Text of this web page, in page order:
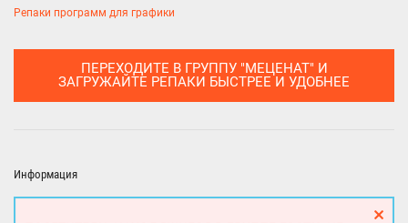
Репаки программ для графики
ПЕРЕХОДИТЕ В ГРУППУ "МЕЦЕНАТ" И
ЗАГРУЖАЙТЕ РЕПАКИ БЫСТРЕЕ И УДОБНЕЕ
Информация